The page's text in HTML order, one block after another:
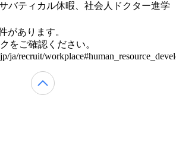
サバティカル休暇、社会人ドクター進学
があります。
をご確認ください。
ja/recruit/